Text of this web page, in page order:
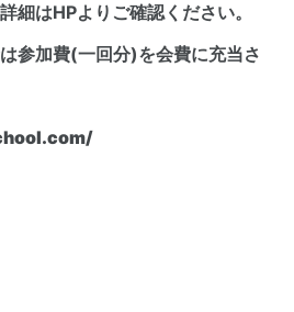
細はHPよりご確認ください。
参加費(一回分)を会費に充当さ